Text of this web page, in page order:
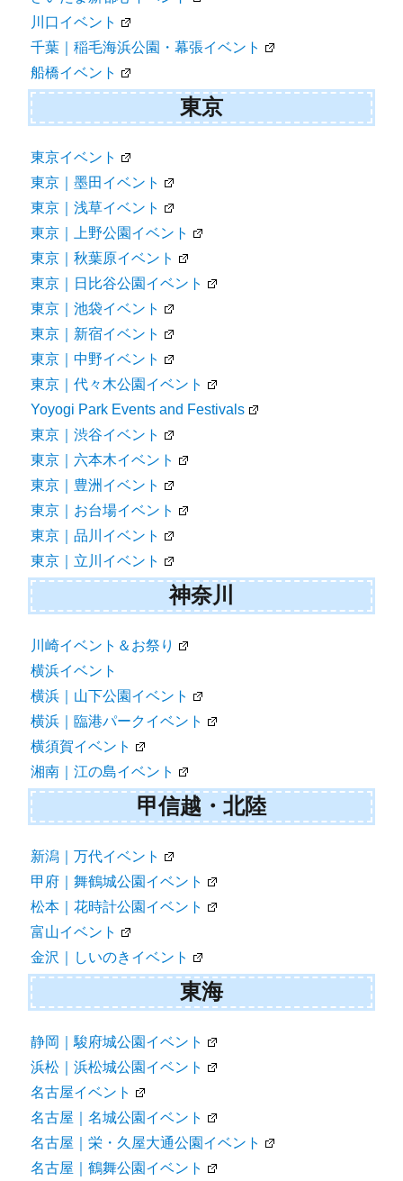
川口イベント
千葉｜稲毛海浜公園・幕張イベント
船橋イベント
東京
東京イベント
東京｜墨田イベント
東京｜浅草イベント
東京｜上野公園イベント
東京｜秋葉原イベント
東京｜日比谷公園イベント
東京｜池袋イベント
東京｜新宿イベント
東京｜中野イベント
東京｜代々木公園イベント
Yoyogi Park Events and Festivals
東京｜渋谷イベント
東京｜六本木イベント
東京｜豊洲イベント
東京｜お台場イベント
東京｜品川イベント
東京｜立川イベント
神奈川
川崎イベント＆お祭り
横浜イベント
横浜｜山下公園イベント
横浜｜臨港パークイベント
横須賀イベント
湘南｜江の島イベント
甲信越・北陸
新潟｜万代イベント
甲府｜舞鶴城公園イベント
松本｜花時計公園イベント
富山イベント
金沢｜しいのきイベント
東海
静岡｜駿府城公園イベント
浜松｜浜松城公園イベント
名古屋イベント
名古屋｜名城公園イベント
名古屋｜栄・久屋大通公園イベント
名古屋｜鶴舞公園イベント